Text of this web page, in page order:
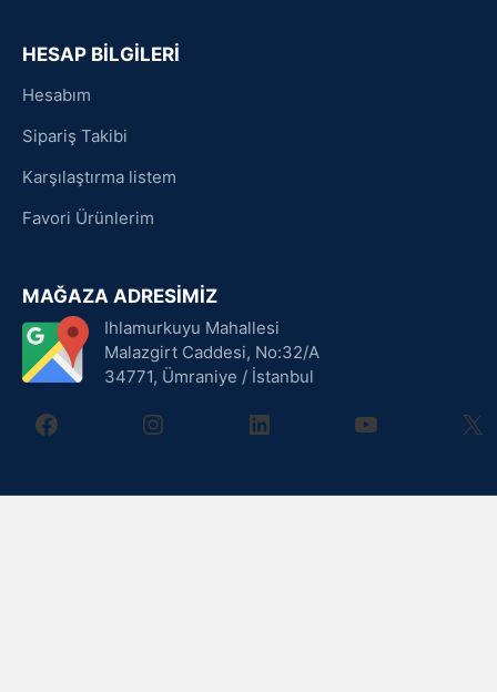
HESAP BİLGİLERİ
Hesabım
Sipariş Takibi
Karşılaştırma listem
Favori Ürünlerim
MAĞAZA ADRESİMİZ
Ihlamurkuyu Mahallesi
Malazgirt Caddesi, No:32/A
34771, Ümraniye / İstanbul
facebookinstagramlinkedin youtube X